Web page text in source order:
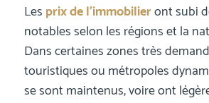
Les prix de l’immobilieront subi
notables selon les régions et la
Dans certaines zones très
touristiques ou métropoles
se sont maintenus, voire ont